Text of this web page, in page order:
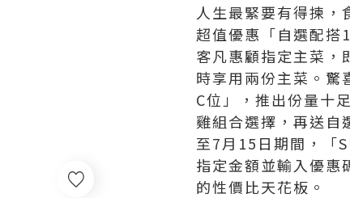
人生最緊要有得揀
超值優惠「自選配搭
客凡惠顧指定主菜，
時享用兩份主菜。
C位」，推出份量十
雞組合選擇，再送自
至7月15日期間，「
指定金額並輸入優
的性價比天花板。